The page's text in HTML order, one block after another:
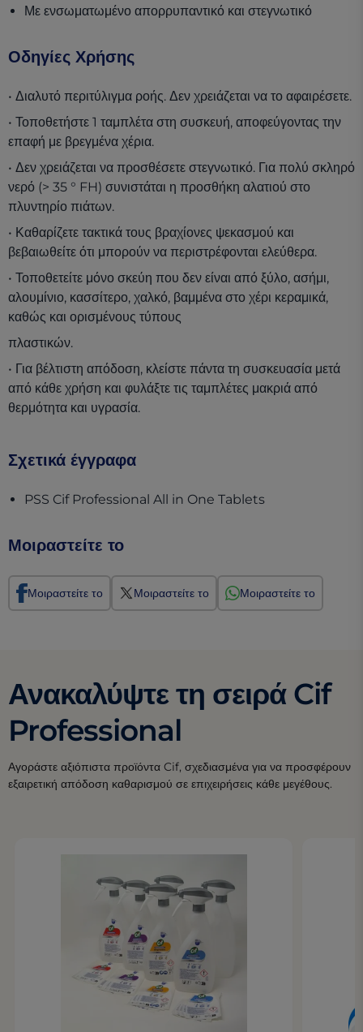
Με ενσωματωμένο απορρυπαντικό και στεγνωτικό
Οδηγίες Χρήσης
• Διαλυτό περιτύλιγμα ροής. Δεν χρειάζεται να το αφαιρέσετε.
• Τοποθετήστε 1 ταμπλέτα στη συσκευή, αποφεύγοντας την
επαφή με βρεγμένα χέρια.
• Δεν χρειάζεται να προσθέσετε στεγνωτικό. Για πολύ σκληρό
νερό (> 35 ° FH) συνιστάται η προσθήκη αλατιού στο
πλυντηρίο πιάτων.
• Καθαρίζετε τακτικά τους βραχίονες ψεκασμού και
βεβαιωθείτε ότι μπορούν να περιστρέφονται ελεύθερα.
• Τοποθετείτε μόνο σκεύη που δεν είναι από ξύλο, ασήμι,
αλουμίνιο, κασσίτερο, χαλκό, βαμμένα στο χέρι κεραμικά,
καθώς και ορισμένους τύπους
πλαστικών.
• Για βέλτιστη απόδοση, κλείστε πάντα τη συσκευασία μετά
από κάθε χρήση και φυλάξτε τις ταμπλέτες μακριά από
θερμότητα και υγρασία.
Σχετικά έγγραφα
PSS Cif Professional All in One Tablets(opens in a
Μοιραστείτε το
Μοιραστείτε το Μοιραστείτε το Μοιραστείτε το
Ανακαλύψτε τη σειρά Cif
Professional
Αγοράστε αξιόπιστα προϊόντα Cif, σχεδιασμένα για να προσφέρουν
εξαιρετική απόδοση καθαρισμού σε επιχειρήσεις κάθε μεγέθους.